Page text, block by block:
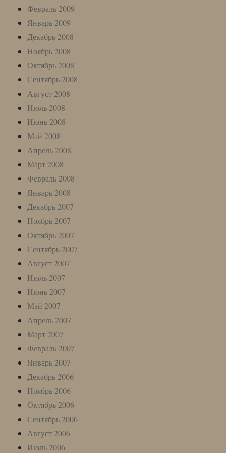
Февраль 2009
Январь 2009
Декабрь 2008
Ноябрь 2008
Октябрь 2008
Сентябрь 2008
Август 2008
Июль 2008
Июнь 2008
Май 2008
Апрель 2008
Март 2008
Февраль 2008
Январь 2008
Декабрь 2007
Ноябрь 2007
Октябрь 2007
Сентябрь 2007
Август 2007
Июль 2007
Июнь 2007
Май 2007
Апрель 2007
Март 2007
Февраль 2007
Январь 2007
Декабрь 2006
Ноябрь 2006
Октябрь 2006
Сентябрь 2006
Август 2006
Июль 2006